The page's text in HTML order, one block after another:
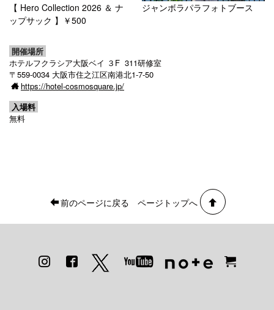
【 Hero Collection 2026 ＆ ナ
ップサック 】￥500
ジャンボラパラフォトブース
開催場所
ホテルフクラシア大阪ベイ ３F 311研修室
〒559-0034 大阪市住之江区南港北1-7-50
https://hotel-cosmosquare.jp/
入場料
無料
前のページに戻る ページトップへ